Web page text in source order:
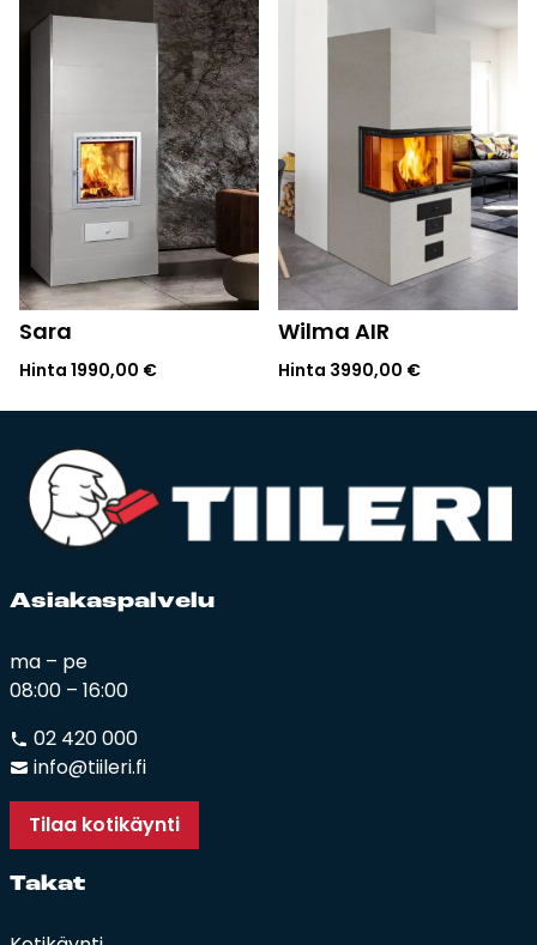
Sara
Hinta 1990,00 €
Wilma AIR
Hinta 3990,00 €
Asia­kas­pal­ve­lu
ma – pe
08:00 – 16:00
02 420 000
info@tiileri.fi
Tilaa kotikäynti
Ta­kat